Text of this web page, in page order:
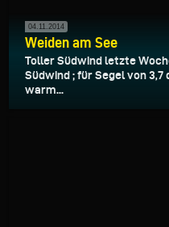
04.11.2014
Weiden am See
Toller Südwind letzte
Südwind ; für Segel von 3,7
warm...